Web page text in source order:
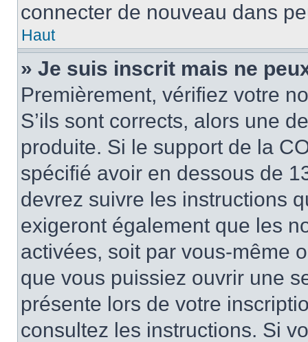
connecter de nouveau dans
Haut
» Je suis inscrit mais ne
Premièrement, vérifiez votre
S’ils sont corrects, alors une
produite. Si le support de la
spécifié avoir en dessous de
devrez suivre les instructions
exigeront également que les
activées, soit par vous-même
que vous puissiez ouvrir une
présente lors de votre
consultez les instructions. Si